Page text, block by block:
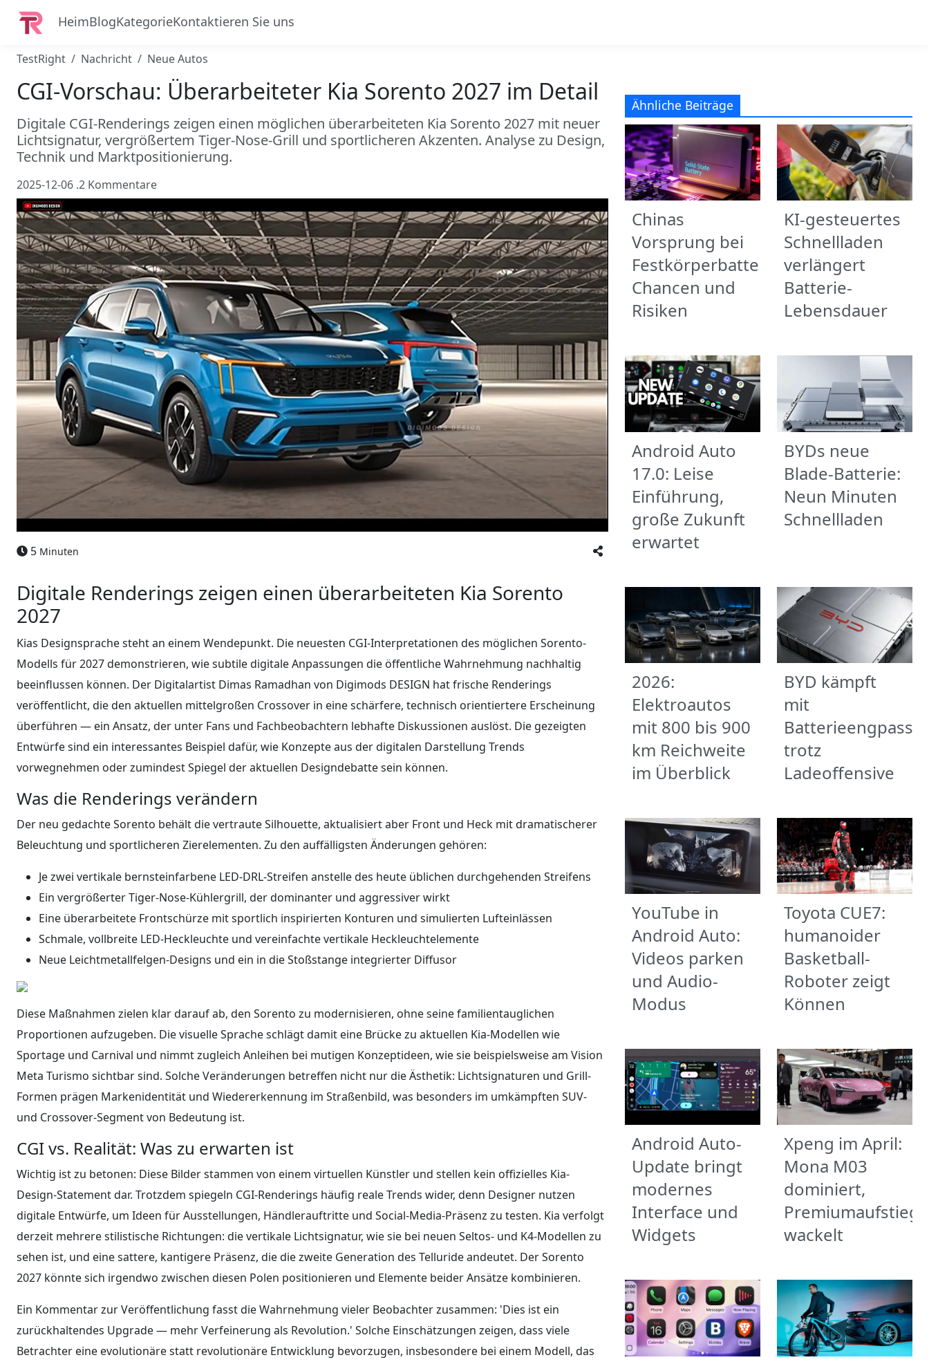
HeimBlogKategorieKontaktieren Sie uns
TestRight Nachricht Neue Autos
CGI-Vorschau: Überarbeiteter Kia Sorento 2027 im Detail
Digitale CGI-Renderings zeigen einen möglichen überarbeiteten Kia Sorento 2027 mit neuer
Lichtsignatur, vergrößertem Tiger-Nose-Grill und sportlicheren Akzenten. Analyse zu Design,
Technik und Marktpositionierung.
2025-12-06 .2 Kommentare
5 Minuten
Digitale Renderings zeigen einen überarbeiteten Kia Sorento
2027
Kias Designsprache steht an einem Wendepunkt. Die neuesten CGI-Interpretationen des möglichen Sorento-
Modells für 2027 demonstrieren, wie subtile digitale Anpassungen die öffentliche Wahrnehmung nachhaltig
beeinflussen können. Der Digitalartist Dimas Ramadhan von Digimods DESIGN hat frische Renderings
veröffentlicht, die den aktuellen mittelgroßen Crossover in eine schärfere, technisch orientiertere Erscheinung
überführen — ein Ansatz, der unter Fans und Fachbeobachtern lebhafte Diskussionen auslöst. Die gezeigten
Entwürfe sind ein interessantes Beispiel dafür, wie Konzepte aus der digitalen Darstellung Trends
vorwegnehmen oder zumindest Spiegel der aktuellen Designdebatte sein können.
Was die Renderings verändern
Der neu gedachte Sorento behält die vertraute Silhouette, aktualisiert aber Front und Heck mit dramatischerer
Beleuchtung und sportlicheren Zierelementen. Zu den auffälligsten Änderungen gehören:
Je zwei vertikale bernsteinfarbene LED-DRL-Streifen anstelle des heute üblichen durchgehenden Streifens
Ein vergrößerter Tiger-Nose-Kühlergrill, der dominanter und aggressiver wirkt
Eine überarbeitete Frontschürze mit sportlich inspirierten Konturen und simulierten Lufteinlässen
Schmale, vollbreite LED-Heckleuchte und vereinfachte vertikale Heckleuchtelemente
Neue Leichtmetallfelgen-Designs und ein in die Stoßstange integrierter Diffusor
Diese Maßnahmen zielen klar darauf ab, den Sorento zu modernisieren, ohne seine familientauglichen
Proportionen aufzugeben. Die visuelle Sprache schlägt damit eine Brücke zu aktuellen Kia-Modellen wie
Sportage und Carnival und nimmt zugleich Anleihen bei mutigen Konzeptideen, wie sie beispielsweise am Vision
Meta Turismo sichtbar sind. Solche Veränderungen betreffen nicht nur die Ästhetik: Lichtsignaturen und Grill-
Formen prägen Markenidentität und Wiedererkennung im Straßenbild, was besonders im umkämpften SUV-
und Crossover-Segment von Bedeutung ist.
CGI vs. Realität: Was zu erwarten ist
Wichtig ist zu betonen: Diese Bilder stammen von einem virtuellen Künstler und stellen kein offizielles Kia-
Design-Statement dar. Trotzdem spiegeln CGI-Renderings häufig reale Trends wider, denn Designer nutzen
digitale Entwürfe, um Ideen für Ausstellungen, Händlerauftritte und Social-Media-Präsenz zu testen. Kia verfolgt
derzeit mehrere stilistische Richtungen: die vertikale Lichtsignatur, wie sie bei neuen Seltos- und K4-Modellen zu
sehen ist, und eine sattere, kantigere Präsenz, die die zweite Generation des Telluride andeutet. Der Sorento
2027 könnte sich irgendwo zwischen diesen Polen positionieren und Elemente beider Ansätze kombinieren.
Ein Kommentar zur Veröffentlichung fasst die Wahrnehmung vieler Beobachter zusammen: 'Dies ist ein
zurückhaltendes Upgrade — mehr Verfeinerung als Revolution.' Solche Einschätzungen zeigen, dass viele
Betrachter eine evolutionäre statt revolutionäre Entwicklung bevorzugen, insbesondere bei einem Modell, das
Ähnliche Beiträge
Chinas
Vorsprung bei
Festkörperbatterien:
Chancen und
Risiken
KI-gesteuertes
Schnellladen
verlängert
Batterie-
Lebensdauer
Android Auto
17.0: Leise
Einführung,
große Zukunft
erwartet
BYDs neue
Blade-Batterie:
Neun Minuten
Schnellladen
2026:
Elektroautos
mit 800 bis 900
km Reichweite
im Überblick
BYD kämpft
mit
Batterieengpass
trotz
Ladeoffensive
YouTube in
Android Auto:
Videos parken
und Audio-
Modus
Toyota CUE7:
humanoider
Basketball-
Roboter zeigt
Können
Android Auto-
Update bringt
modernes
Interface und
Widgets
Xpeng im April:
Mona M03
dominiert,
Premiumaufstieg
wackelt